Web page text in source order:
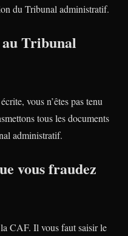
du Tribunal administratif.
Tribunal
vous n’êtes pas tenu
tous les documents
administratif.
vous fraudez
CAF. Il vous faut saisir le